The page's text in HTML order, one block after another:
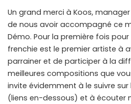
Un grand merci à Koos,
de nous avoir accompagné ce
Démo. Pour la première fois
frenchie est le premier artiste à
parrainer et de participer à la
meilleures compositions que
invite évidemment à le suivre
(liens en-dessous) et à écouter